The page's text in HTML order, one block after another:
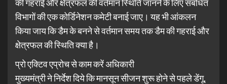
की गहराई और क्षेत्रफल की वर्तमान स्थिति जानने के लिए संबंधित
विभागों की एक कोर्डिनेशन कमेटी बनाई जाए। यह भी आंकलन
किया जाय कि डैम के बनने से वर्तमान समय तक डैम की गहराई और
क्षेत्रफल की स्थिति क्या है।
प्रो एक्टिव एप्रोच से काम करें अधिकारी
मुख्यमंत्री ने निर्देश दिये कि मानसून सीजन शुरू होने से पहले डेंगू,